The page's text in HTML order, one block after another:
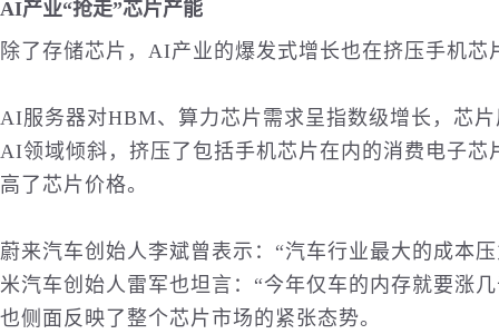
AI产业“抢走”芯片产能
除了存储芯片，AI产业的爆发式增长也在挤压手机芯
AI服务器对HBM、算力芯片需求呈指数级增长，芯
AI领域倾斜，挤压了包括手机芯片在内的消费电子
高了芯片价格。
蔚来汽车创始人李斌曾表示：“汽车行业最大的成本
米汽车创始人雷军也坦言：“今年仅车的内存就要涨
也侧面反映了整个芯片市场的紧张态势。